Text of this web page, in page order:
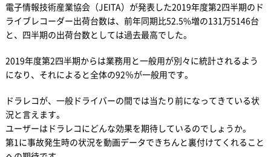
電子情報技術産業協会（JEITA）が発表した2019年度第2四半期のド
ライブレコーダー出荷台数は、前年同期比52.5%増の131万5146台
と、四半期の出荷台数としては過去最高でした。
2019年度第2四半期からは業務用と一般用が別々に統計されるよう
になり、それによると全体の92％が一般用です。
ドラレコが、一般ドライバーの間では当たり前になってきている状
況と言えます。
ユーザーはドラレコにどんな効果を期待しているのでしょうか。
第1に事故発生時の状況を動画データできちんと裏付けてくれること